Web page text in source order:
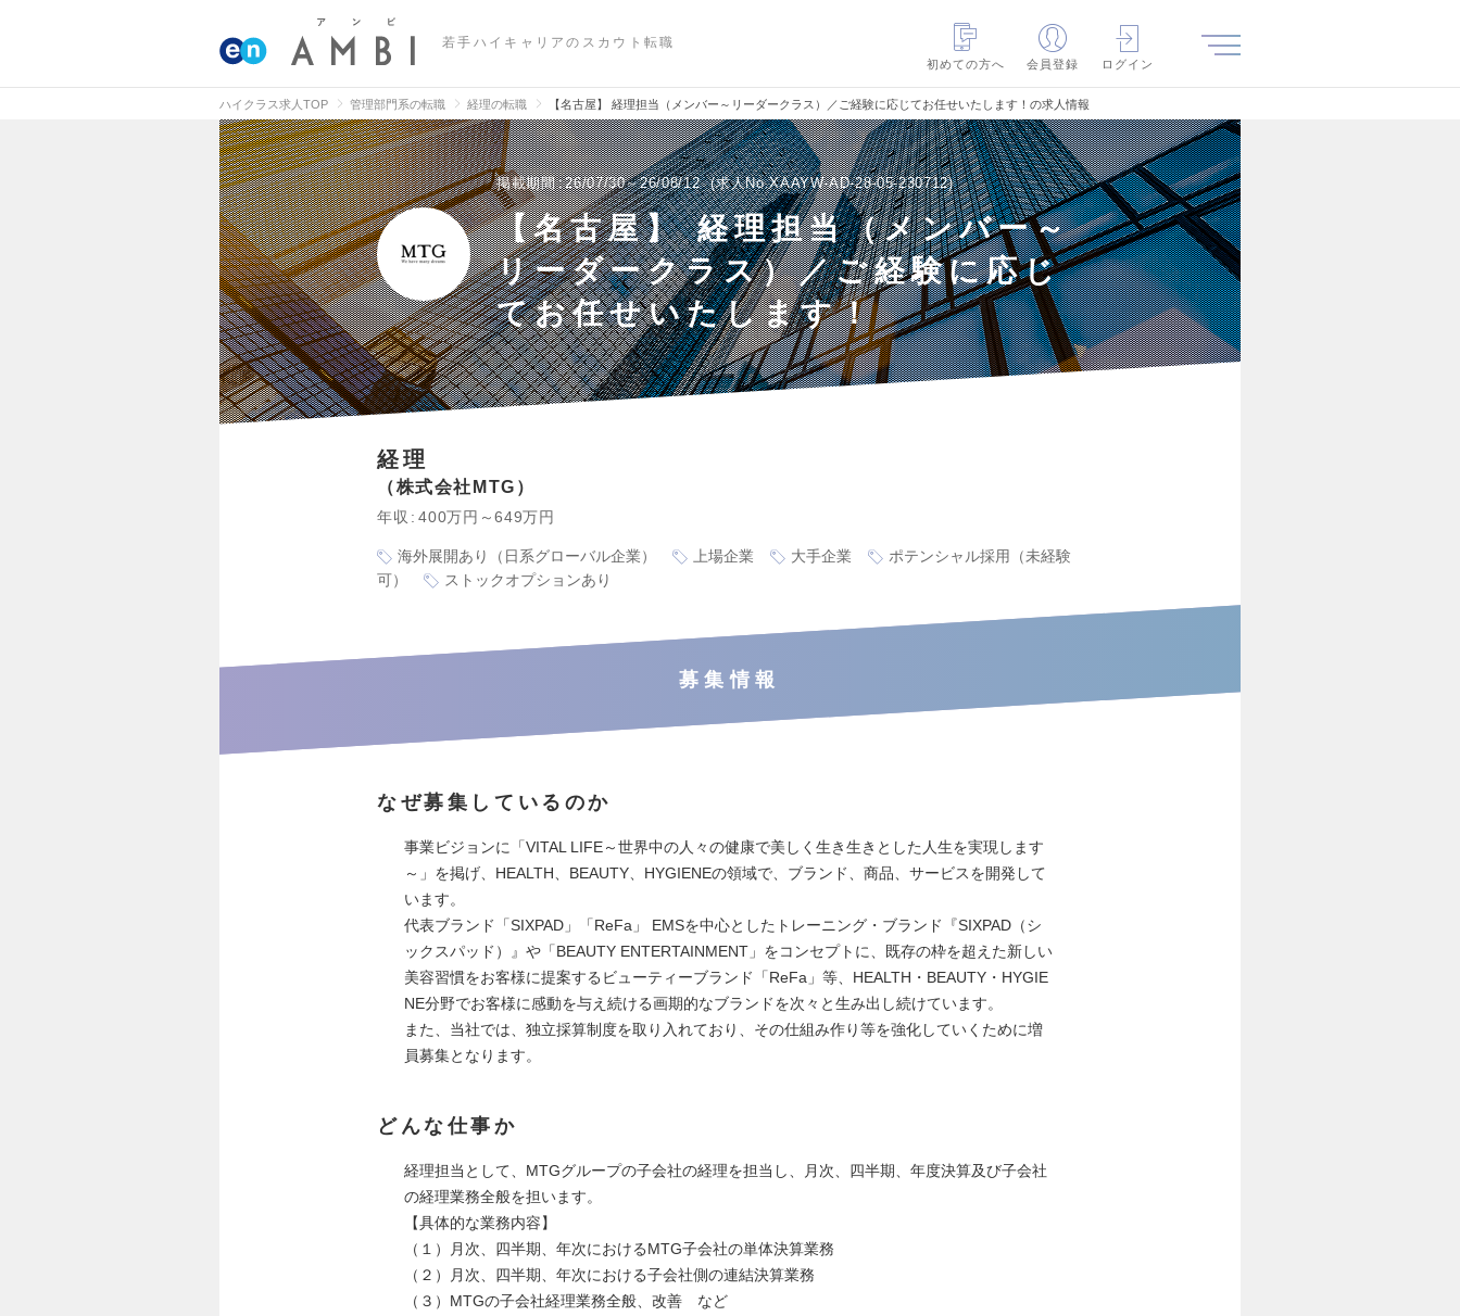
若手ハイキャリアのスカウト転職
初めての方へ
会員登録 ログイン
ハイクラス求人TOP 管理部門系の転職 経理の転職 【名古屋】 経理担当（メンバー～リーダークラス）／ご経験に応じてお任せいたします！の求人情報
掲載期間 26/07/30～26/08/12 求人No.XAAYW-AD-28-05-230712
【名古屋】 経理担当（メンバー～
リーダークラス）／ご経験に応じ
てお任せいたします！
経理
株式会社MTG
年収 400万円～649万円
海外展開あり（日系グローバル企業） 上場企業 大手企業
ポテンシャル採用（未経験
可）
ストックオプションあり
募集情報
なぜ募集しているのか
事業ビジョンに「VITAL LIFE～世界中の人々の健康で美しく生き生きとした人生を実現します
～」を掲げ、HEALTH、BEAUTY、HYGIENEの領域で、ブランド、商品、サービスを開発して
います。
代表ブランド「SIXPAD」「ReFa」 EMSを中心としたトレーニング・ブランド『SIXPAD（シ
ックスパッド）』や「BEAUTY ENTERTAINMENT」をコンセプトに、既存の枠を超えた新しい
美容習慣をお客様に提案するビューティーブランド「ReFa」等、HEALTH・BEAUTY・HYGIE
NE分野でお客様に感動を与え続ける画期的なブランドを次々と生み出し続けています。
また、当社では、独立採算制度を取り入れており、その仕組み作り等を強化していくために増
員募集となります。
どんな仕事か
経理担当として、MTGグループの子会社の経理を担当し、月次、四半期、年度決算及び子会社
の経理業務全般を担います。
【具体的な業務内容】
（１）月次、四半期、年次におけるMTG子会社の単体決算業務
（２）月次、四半期、年次における子会社側の連結決算業務
（３）MTGの子会社経理業務全般、改善 など